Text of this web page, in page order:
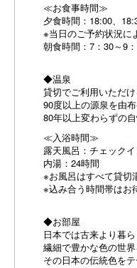
≪お食事時間≫
夕食時間：18:00、
※当日のご予約状況に
朝食時間：7：30～9
◆温泉
貸切でご利用いただ
90度以上の源泉を由
80年以上変わらずの
≪入浴時間≫
露天風呂：チェック
内湯：24時間
※お風呂はすべて貸切
※込み合う時間帯はお
◆お部屋
日本では古来より暮
繊細で豊かな色の世
その日本の伝統色を